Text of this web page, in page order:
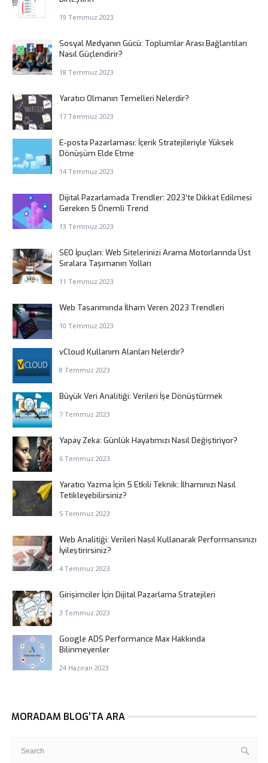
19 Temmuz 2023
Sosyal Medyanın Gücü: Toplumlar Arası Bağlantıları
Nasıl Güçlendirir?
18 Temmuz 2023
Yaratıcı Olmanın Temelleri Nelerdir?
17 Temmuz 2023
E-posta Pazarlaması: İçerik Stratejileriyle Yüksek
Dönüşüm Elde Etme
14 Temmuz 2023
Dijital Pazarlamada Trendler: 2023’te Dikkat Edilmesi
Gereken 5 Önemli Trend
13 Temmuz 2023
SEO İpuçları: Web Sitelerinizi Arama Motorlarında Üst
Sıralara Taşımanın Yolları
11 Temmuz 2023
Web Tasarımında İlham Veren 2023 Trendleri
10 Temmuz 2023
vCloud Kullanım Alanları Nelerdir?
8 Temmuz 2023
Büyük Veri Analitiği: Verileri İşe Dönüştürmek
7 Temmuz 2023
Yapay Zeka: Günlük Hayatımızı Nasıl Değiştiriyor?
6 Temmuz 2023
Yaratıcı Yazma İçin 5 Etkili Teknik: İlhamınızı Nasıl
Tetikleyebilirsiniz?
5 Temmuz 2023
Web Analitiği: Verileri Nasıl Kullanarak Performansınızı
İyileştirirsiniz?
4 Temmuz 2023
Girişimciler İçin Dijital Pazarlama Stratejileri
3 Temmuz 2023
Google ADS Performance Max Hakkında
Bilinmeyenler
24 Haziran 2023
MORADAM BLOG’TA ARA